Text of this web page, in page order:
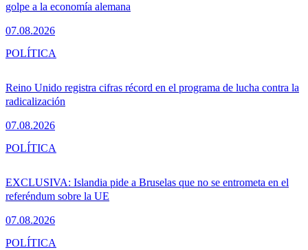
golpe a la economía alemana
07.08.2026
Reino Unido registra cifras récord en el programa de lucha contra la
radicalización
07.08.2026
POLÍTICA
EXCLUSIVA: Islandia pide a Bruselas que no se entrometa en el
referéndum sobre la UE
07.08.2026
POLÍTICA
POLÍTICA